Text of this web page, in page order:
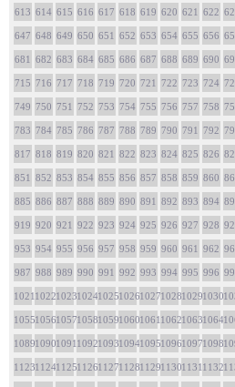
613 614 615 616 617 618 619 620 621 622
647 648 649 650 651 652 653 654 655 656
681 682 683 684 685 686 687 688 689 690
715 716 717 718 719 720 721 722 723 724
749 750 751 752 753 754 755 756 757 758
783 784 785 786 787 788 789 790 791 792
817 818 819 820 821 822 823 824 825 826
851 852 853 854 855 856 857 858 859 860
885 886 887 888 889 890 891 892 893 894
919 920 921 922 923 924 925 926 927 928
953 954 955 956 957 958 959 960 961 962
987 988 989 990 991 992 993 994 995 996
1021102210231024102510261027102810291030
1055105610571058105910601061106210631064
1089109010911092109310941095109610971098
1123112411251126112711281129113011311132